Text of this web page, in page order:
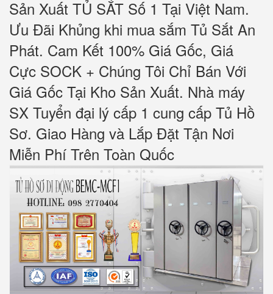
Sản Xuất TỦ SẮT Số 1 Tại Việt Nam.
Ưu Đãi Khủng khi mua sắm Tủ Sắt An
Phát. Cam Kết 100% Giá Gốc, Giá
Cực SOCK + Chúng Tôi Chỉ Bán Với
Giá Gốc Tại Kho Sản Xuất. Nhà máy
SX Tuyển đại lý cấp 1 cung cấp Tủ Hồ
Sơ. Giao Hàng và Lắp Đặt Tận Nơi
Miễn Phí Trên Toàn Quốc